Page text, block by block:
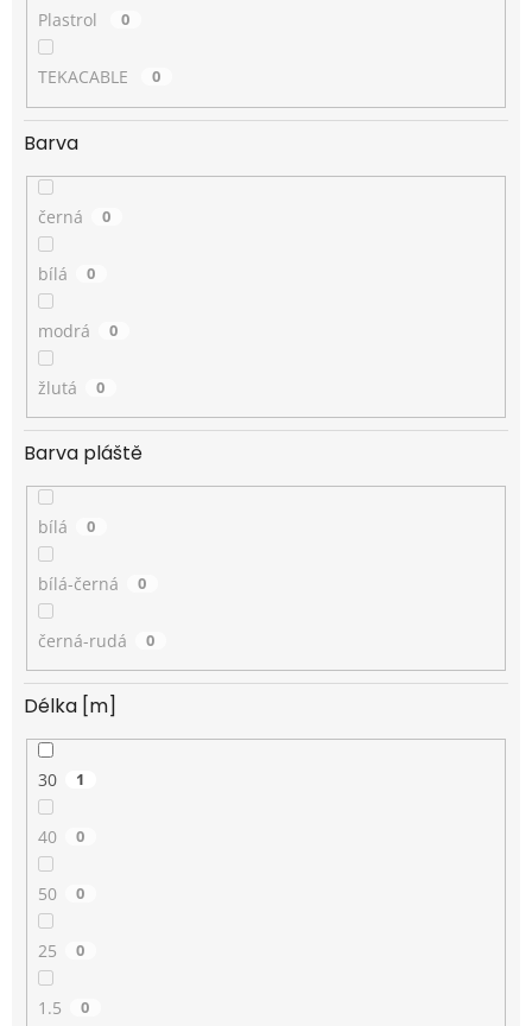
Plastrol 0
TEKACABLE 0
Barva
černá 0
bílá 0
modrá 0
žlutá 0
Barva pláště
bílá 0
bílá-černá 0
černá-rudá 0
Délka [m]
30 1
40 0
50 0
25 0
1.5 0